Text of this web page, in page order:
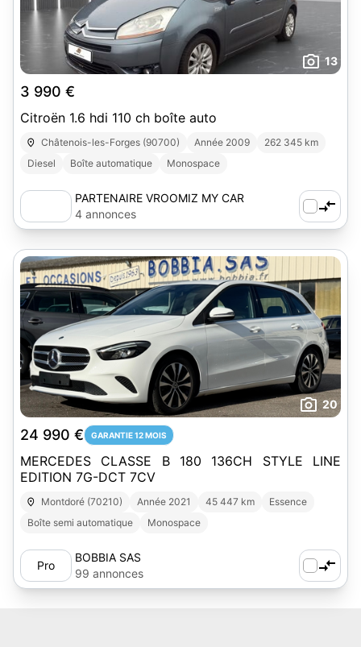
13
3 990 €
Citroën 1.6 hdi 110 ch boîte auto
Châtenois-les-Forges (90700) Année 2009
262 345 km
Diesel
Boîte automatique Monospace
PARTENAIRE VROOMIZ MY CAR
CENTER
4 annonces
20
24 990 € GARANTIE 12 MOIS
MERCEDES CLASSE B 180 136CH STYLE LINE
EDITION 7G-DCT 7CV
Montdoré (70210) Année 2021 45 447 km
Essence
Boîte semi automatique
Monospace
Pro
BOBBIA SAS
99 annonces